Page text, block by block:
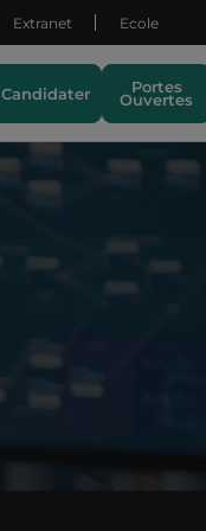
Extranet Ecole
Candidater Portes
Ouvertes